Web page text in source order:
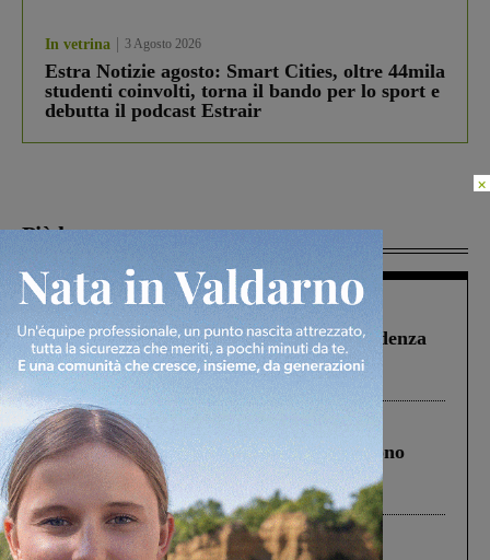
In vetrina 3 Agosto 2026
Estra Notizie agosto: Smart Cities, oltre 44mila
studenti coinvolti, torna il bando per lo sport e
debutta il podcast Estrair
Più lette
Figline Incisa Valdarno 1 Agosto 2026
Piscina di Figline finanziata oltre la scadenza
Pnrr, il gruppo di Fratelli d’Italia: “Un
ringraziamento al Governo”
Cronaca 4 Agosto 2026
Un anno fa la strage in A1 in cui morirono
Gianni, Giulia e Franco. Lo schianto, il
processo, lo stop ai sorpassi fra tir....
Cronaca 3 Agosto 2026
×